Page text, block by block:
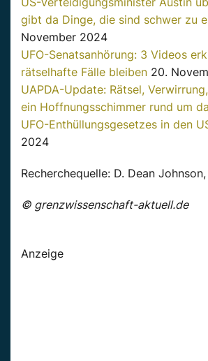
gibt da Dinge, die sind schwer zu
November 2024
UFO-Senatsanhörung: 3 Videos
rätselhafte Fälle bleiben 20.
UAPDA-Update: Rätsel,
ein Hoffnungsschimmer rund um
UFO-Enthüllungsgesetzes in den
2024
Recherchequelle: D. Dean
© grenzwissenschaft-aktuell.de
Anzeige